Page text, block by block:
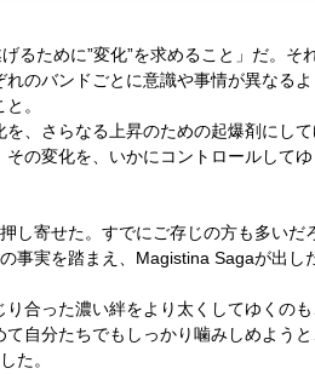
るために”変化”を求めること」だ。そ
のバンドごとに意識や事情が異なる
。
さらなる上昇のための起爆剤にして
の変化を、いかにコントロールして
し寄せた。すでにご存じの方も多いだ
事実を踏まえ、Magistina Sagaが出
合った濃い絆をより太くしてゆくの
自分たちでもしっかり噛みしめよう
た。